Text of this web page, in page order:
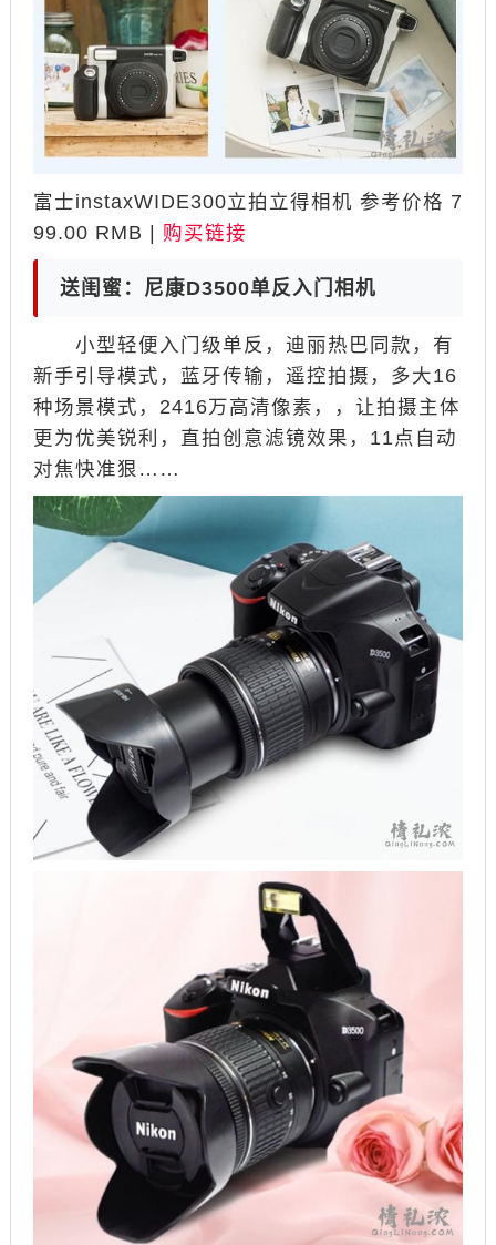
富士instaxWIDE300立拍立得相机 参考价格 7
99.00 RMB | 购买链接
送闺蜜：尼康D3500单反入门相机
小型轻便入门级单反，迪丽热巴同款，有
新手引导模式，蓝牙传输，遥控拍摄，多大16
种场景模式，2416万高清像素，，让拍摄主体
更为优美锐利，直拍创意滤镜效果，11点自动
对焦快准狠……